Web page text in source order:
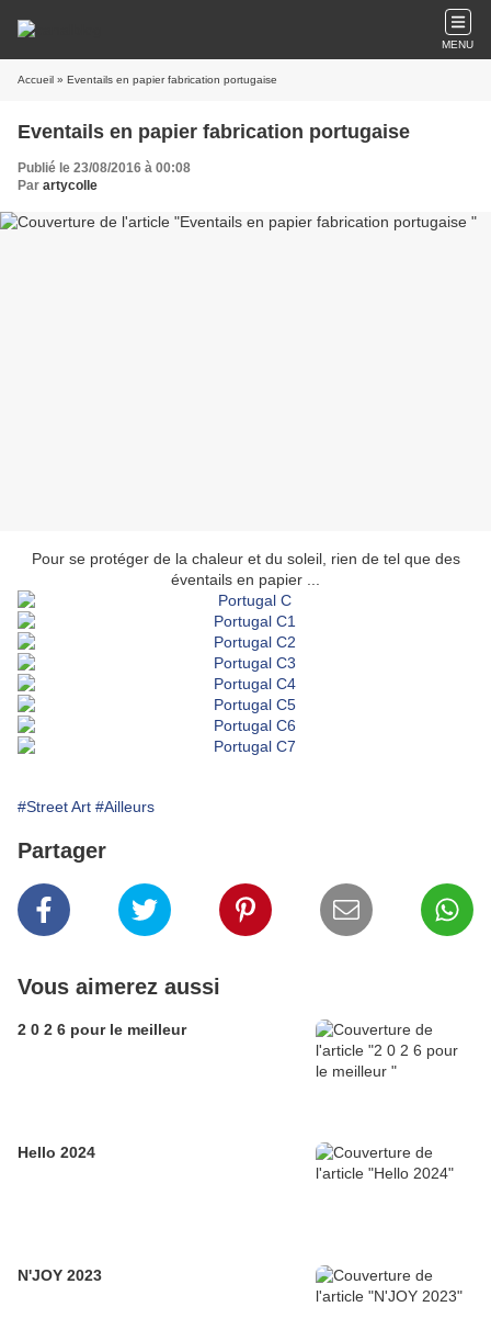
MENU
Accueil » Eventails en papier fabrication portugaise
Eventails en papier fabrication portugaise
Publié le 23/08/2016 à 00:08
Par artycolle
Pour se protéger de la chaleur et du soleil, rien de tel que des
éventails en papier ...
#Street Art #Ailleurs
Partager
Vous aimerez aussi
2 0 2 6 pour le meilleur
Hello 2024
N'JOY 2023